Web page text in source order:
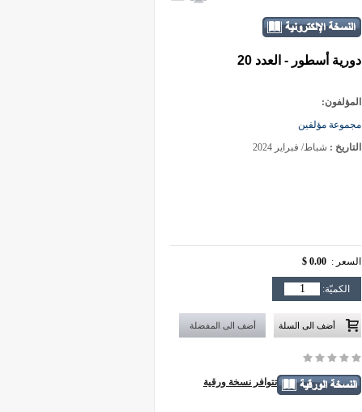
دورية أسطور - العدد 20
المؤلفون:
مجموعة مؤلفين
التاريخ : شباط/ فبراير 2024
السعر : 0.00 $
الكميّة:
تتوافر نسخة ورقية